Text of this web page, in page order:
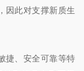
因此对支撑新质生
捷、安全可靠等特